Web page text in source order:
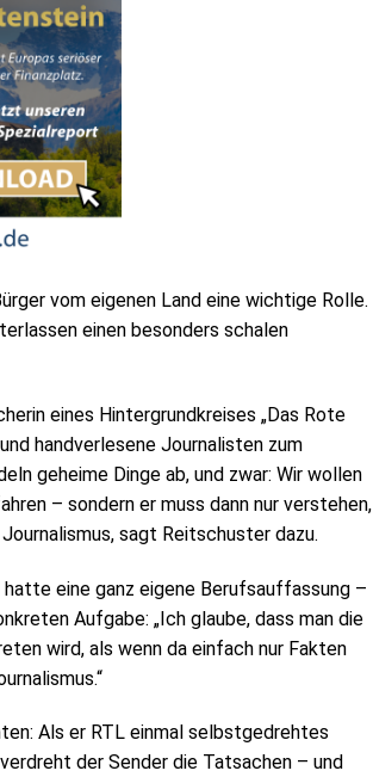
vom eigenen Land eine wichtige Rolle.
einen besonders schalen
eines Hintergrundkreises „Das Rote
handverlesene Journalisten zum
geheime Dinge ab, und zwar: Wir wollen
– sondern er muss dann nur verstehen,
sagt Reitschuster dazu.
hatte eine ganz eigene Berufsauffassung –
Aufgabe: „Ich glaube, dass man die
wird, als wenn da einfach nur Fakten
Als er RTL einmal selbstgedrehtes
der Sender die Tatsachen – und